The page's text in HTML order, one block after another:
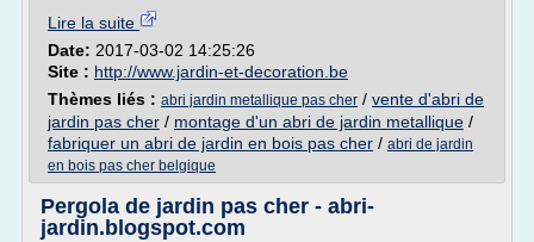
Lire la suite
Date: 2017-03-02 14:25:26
Site : http://www.jardin-et-decoration.be
Thèmes liés : abri jardin metallique pas cher / vente d'abri de
jardin pas cher / montage d'un abri de jardin metallique /
fabriquer un abri de jardin en bois pas cher / abri de jardin
en bois pas cher belgique
Pergola de jardin pas cher - abri-
jardin.blogspot.com